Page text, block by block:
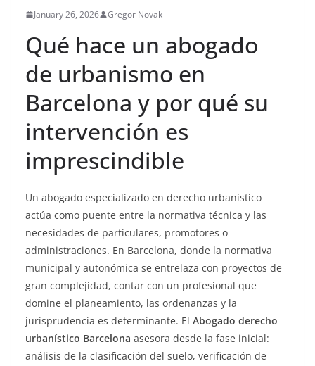
January 26, 2026 Gregor Novak
Qué hace un abogado
de urbanismo en
Barcelona y por qué su
intervención es
imprescindible
Un abogado especializado en derecho urbanístico
actúa como puente entre la normativa técnica y las
necesidades de particulares, promotores o
administraciones. En Barcelona, donde la normativa
municipal y autonómica se entrelaza con proyectos de
gran complejidad, contar con un profesional que
domine el planeamiento, las ordenanzas y la
jurisprudencia es determinante. El Abogado derecho
urbanístico Barcelona asesora desde la fase inicial:
análisis de la clasificación del suelo, verificación de